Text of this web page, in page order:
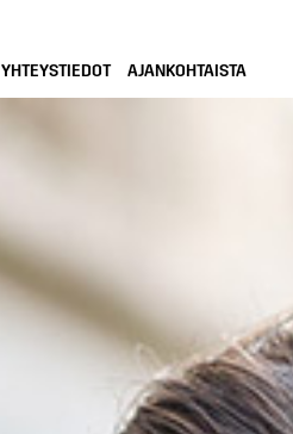
YHTEYSTIEDOT AJANKOHTAISTA